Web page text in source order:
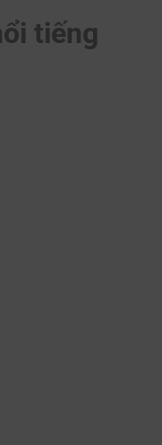
tiếng